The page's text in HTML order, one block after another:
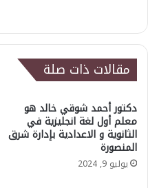
مقالات ذات صلة
دكتور أحمد شوقي خالد هو
معلم أول لغة انجليزية في
الثانوية و الاعدادية بإدارة شرق
المنصورة
يوليو 9, 2024